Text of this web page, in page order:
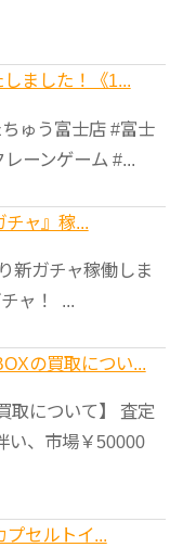
ました！《1...
ゅう富士店 #富士
ーンゲーム #...
ャ』稼...
新ガチャ稼働しま
ャ！ ...
の買取につい...
取について】 査定
い、市場￥50000
プセルトイ...